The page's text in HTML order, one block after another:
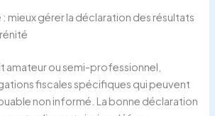
mieux gérer la déclaration des résultats
amateur ou semi-professionnel,
fiscales spécifiques qui peuvent
non informé. La bonne déclaration